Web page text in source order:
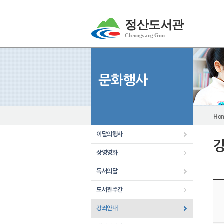
정산도서관
Cheongyang Gun
문화행사
이달의행사
상영영화
독서의달
도서관주간
강좌안내
정